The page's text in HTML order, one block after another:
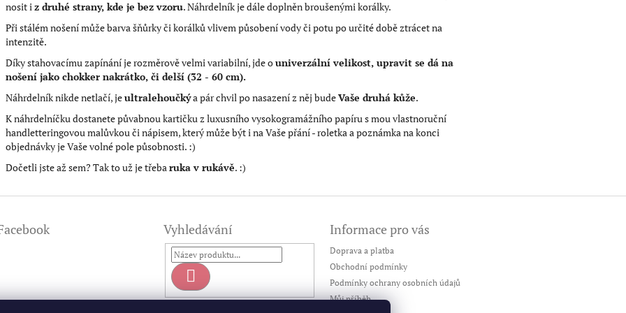
nosit iz druhé strany, kde je bez vzoru. Náhrdelník je dále doplněn broušenými korálky.
Při stálém nošení může barva šňůrky či korálků vlivem působení vody či potu po určité době ztrácet na
intenzitě.
Díky stahovacímu zapínání je rozměrově velmi variabilní, jde ouniverzální velikost, upravit se dá na
nošení jako chokker nakrátko, či delší (32 - 60 cm).
Náhrdelník nikde netlačí, jeultralehoučkýa pár chvil po nasazení z něj budeVaše druhá kůže.
K náhrdelníčku dostanete půvabnou kartičku z luxusního vysokogramážního papíru s mou vlastnoruční
handletteringovou malůvkou či nápisem, který může být i na Vaše přání - roletka a poznámka na konci
objednávky je Vaše volné pole působnosti. :)
Dočetli jste až sem? Tak to už je třebaruka v rukávě. :)
Vyhledávání
Hledat
Informace pro vás
Doprava a platba
Obchodní podmínky
Podmínky ochrany osobních údajů
Můj příběh